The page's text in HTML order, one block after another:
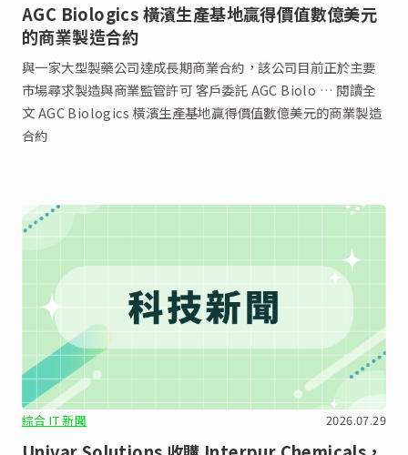
AGC Biologics 橫濱生產基地贏得價值數億美元
的商業製造合約
與一家大型製藥公司達成長期商業合約，該公司目前正於主要
市場尋求製造與商業監管許可 客戶委託 AGC Biolo … 閱讀全
文 AGC Biologics 橫濱生產基地贏得價值數億美元的商業製造
合約
綜合 IT 新聞 2026.07.29